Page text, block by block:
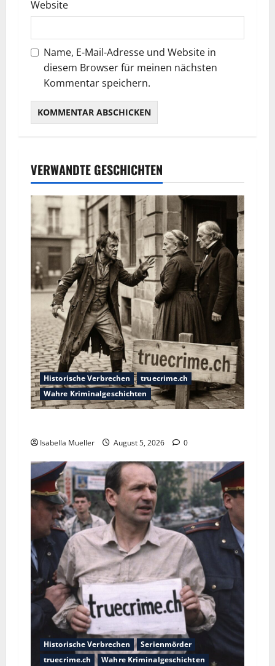
Website
Name, E-Mail-Adresse und Website in
diesem Browser für meinen nächsten
Kommentar speichern.
VERWANDTE GESCHICHTEN
Historische Verbrechen
truecrime.ch
Wahre Kriminalgeschichten
Isabella Mueller August 5, 2026 0
Historische Verbrechen
Serienmörder
truecrime.ch
Wahre Kriminalgeschichten